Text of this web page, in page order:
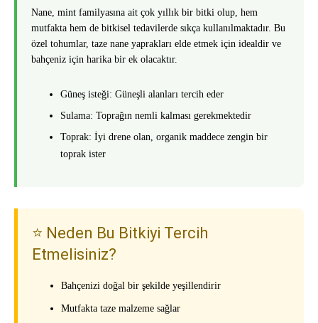
Nane, mint familyasına ait çok yıllık bir bitki olup, hem
mutfakta hem de bitkisel tedavilerde sıkça kullanılmaktadır. Bu
özel tohumlar, taze nane yaprakları elde etmek için idealdir ve
bahçeniz için harika bir ek olacaktır.
Güneş isteği: Güneşli alanları tercih eder
Sulama: Toprağın nemli kalması gerekmektedir
Toprak: İyi drene olan, organik maddece zengin bir
toprak ister
⭐ Neden Bu Bitkiyi Tercih
Etmelisiniz?
Bahçenizi doğal bir şekilde yeşillendirir
Mutfakta taze malzeme sağlar